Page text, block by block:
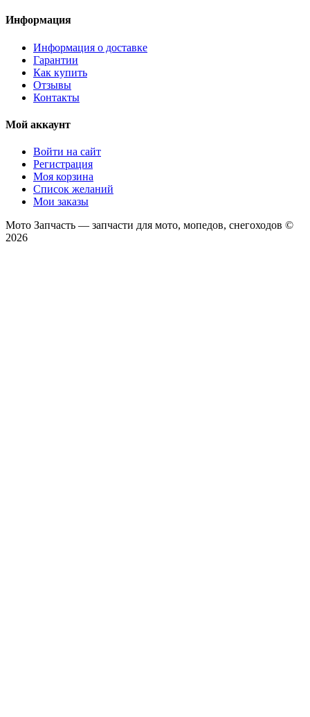
Информация
Информация о доставке
Гарантии
Как купить
Отзывы
Контакты
Мой аккаунт
Войти на сайт
Регистрация
Моя корзина
Список желаний
Мои заказы
Мото Запчасть — запчасти для мото, мопедов, снегоходов ©
2026